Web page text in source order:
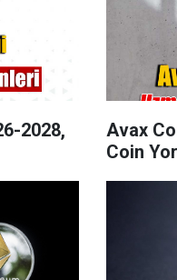
2028,
Avax
Coin